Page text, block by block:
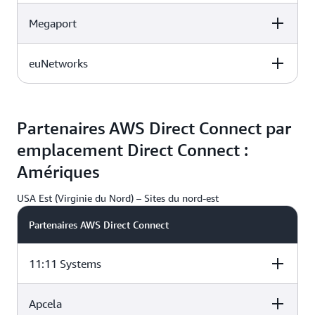
Atlas Edge BER001, Berlin, UE IPB GmbH, Berlin, UE
Megaport
Atlas Edge BER001, Berlin, UE IPB GmbH, Berlin, UE
euNetworks
G G
Partenaires AWS Direct Connect par
emplacement Direct Connect :
Amériques
USA Est (Virginie du Nord) – Sites du nord-est
Partenaires AWS Direct Connect
11:11 Systems
Digital Realty
CoreSite NY1,
Apcela